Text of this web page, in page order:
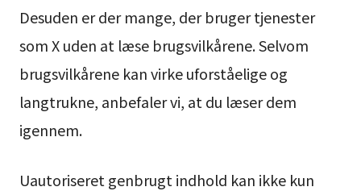
Desuden er der mange, der bruger tjenester
som X uden at læse brugsvilkårene. Selvom
brugsvilkårene kan virke uforståelige og
langtrukne, anbefaler vi, at du læser dem
igennem.
Uautoriseret genbrugt indhold kan ikke kun